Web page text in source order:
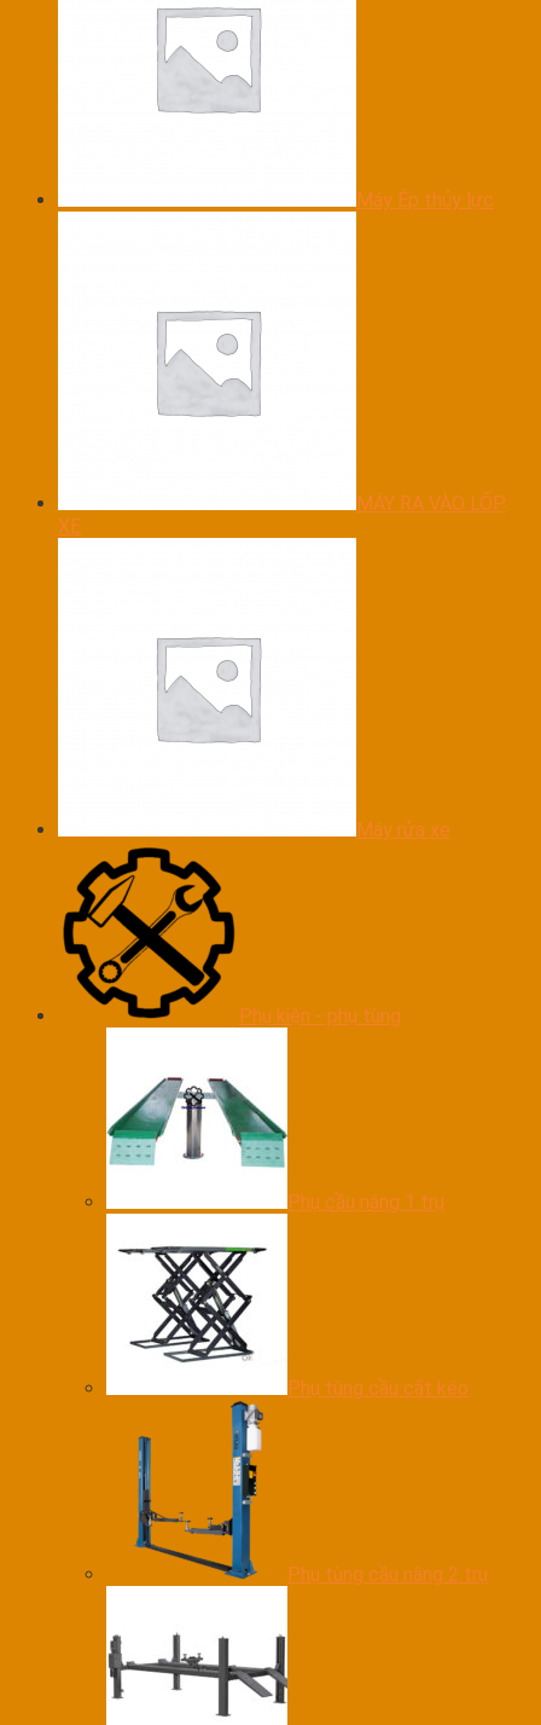
Máy Ép thủy lực
MÁY RA VÀO LỐP
XE
Máy rửa xe
Phụ kiện - phụ tùng
Phụ cầu nâng 1 trụ
Phụ tùng cầu cắt kéo
Phụ tùng cầu nâng 2 trụ